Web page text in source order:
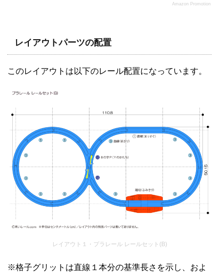
Amazon Promotion
レイアウトパーツの配置
このレイアウトは以下のレール配置になっています。
レイアウト１・プラレール レールセット(B)
※格子グリットは直線１本分の基準長さを示し、およ